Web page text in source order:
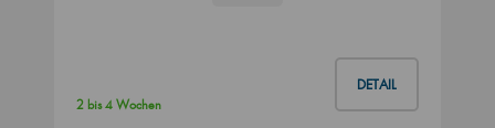
DETAIL
2 bis 4 Wochen